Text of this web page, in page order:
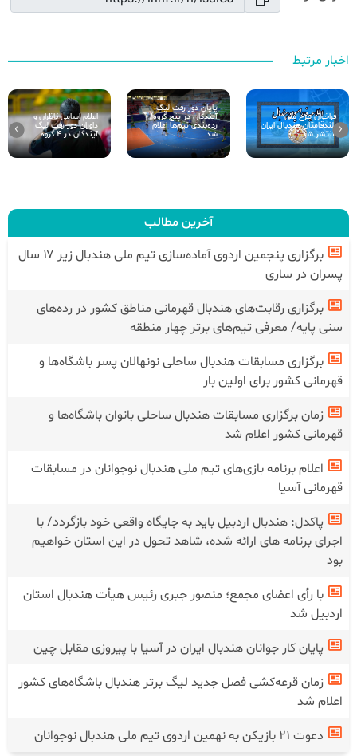
اخبار مرتبط
فراخوان طرح ملی
بلند‌قامتان هندبال ایران
منتشر شد
پایان دور رفت لیگ
آیندگان در پنج گروه/
رده‌بندی تیم‌ها اعلام
شد
اعلام اسامی ناظران و
داوران دور رفت لیگ
آیندگان در 4 گروه
‹
›
آخرین مطالب
برگزاری پنجمین اردوی آماده‌سازی تیم ملی هندبال زیر ۱۷ سال
پسران در ساری
برگزاری رقابت‌های هندبال قهرمانی مناطق کشور در رده‌های
سنی پایه/ معرفی تیم‌های برتر چهار منطقه
برگزاری مسابقات هندبال ساحلی نونهالان پسر باشگاه‌ها و
قهرمانی کشور برای اولین بار
زمان برگزاری مسابقات هندبال ساحلی بانوان باشگاه‌ها و
قهرمانی کشور اعلام شد
اعلام برنامه بازی‌های تیم ملی هندبال نوجوانان در مسابقات
قهرمانی آسیا
پاکدل: هندبال اردبیل باید به جایگاه واقعی خود بازگردد/ با
اجرای برنامه های ارائه شده، شاهد تحول در این استان خواهیم
بود
با رأی اعضای مجمع؛ منصور جبری رئیس هیأت هندبال استان
اردبیل شد
پایان کار جوانان هندبال ایران در آسیا با پیروزی مقابل چین
زمان قرعه‌کشی فصل جدید لیگ برتر هندبال باشگاه‌های کشور
اعلام شد
دعوت ۲۱ بازیکن به نهمین اردوی تیم ملی هندبال نوجوانان